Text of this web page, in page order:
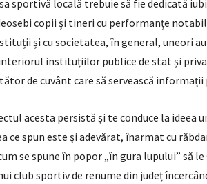
sportivă locală trebuie să fie dedicată
copii și tineri cu performanțe
și cu societatea, în general, uneori
instituțiilor publice de stat și
de cuvânt care să servească informații
acesta persistă și te conduce la ideea
ce spun este și adevărat, înarmat cu
se spune în popor „în gura lupului” să
club sportiv de renume din județ